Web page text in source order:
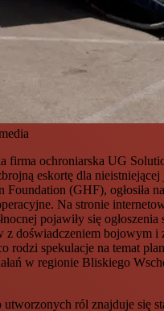
firma ochroniarska UG
eskortę dla
Foundation (GHF), ogłosiła
Na stronie
pojawiły się ogłoszenia
z doświadczeniem bojowym i
rodzi spekulacje na temat
w regionie Bliskiego
utworzonych ról znajduje się